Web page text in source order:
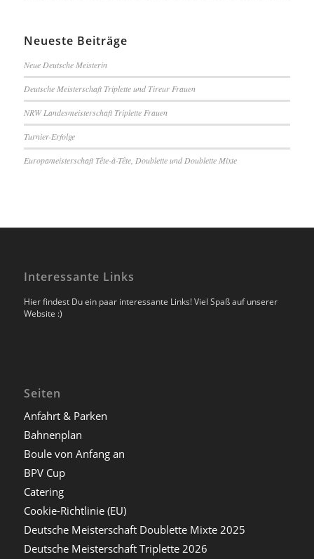
Neueste Beiträge
Neue Deutsche Meisterin
Deutsche Meisterschaft Triplette und Tireur Frauen
NRW Landesmeisterschaft Triplette Frauen
Turnier-Erfolge
Europameisterschaft Tête-à-Tête, Doublette und Doublette Mixte
Interessante Links
Hier findest Du ein paar interessante Links! Viel Spaß auf unserer
Website :)
Seiten
Anfahrt & Parken
Bahnenplan
Boule von Anfang an
BPV Cup
Catering
Cookie-Richtlinie (EU)
Deutsche Meisterschaft Doublette Mixte 2025
Deutsche Meisterschaft Triplette 2026